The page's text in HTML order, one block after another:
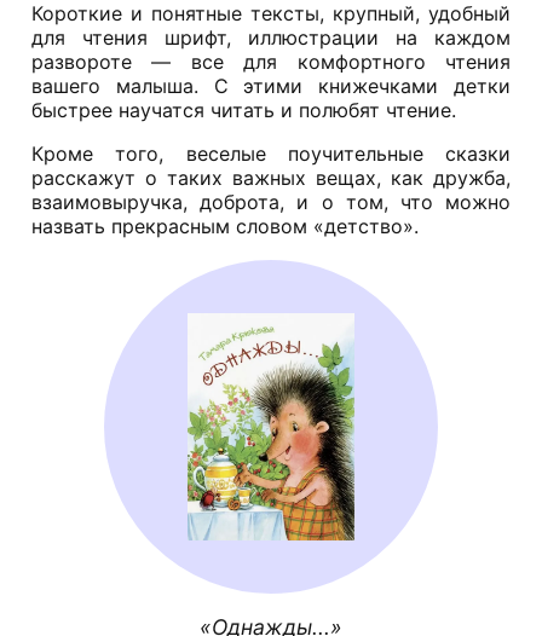
Короткие и понятные тексты, крупный, удобный
для чтения шрифт, иллюстрации на каждом
развороте — все для комфортного чтения
вашего малыша. С этими книжечками детки
быстрее научатся читать и полюбят чтение.
Кроме того, веселые поучительные сказки
расскажут о таких важных вещах, как дружба,
взаимовыручка, доброта, и о том, что можно
назвать прекрасным словом «детство».
Однажды...